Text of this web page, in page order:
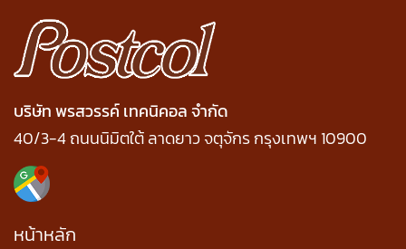
บริษัท พรสวรรค์ เทคนิคอล จำกัด
40/3-4 ถนนนิมิตใต้ ลาดยาว จตุจักร กรุงเทพฯ 10900
หน้าหลัก